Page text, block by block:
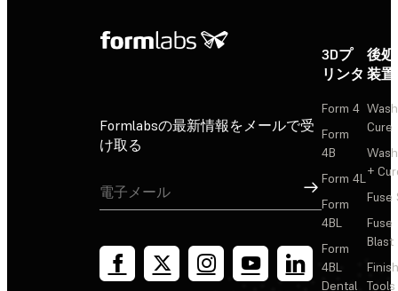
Formlabsの最新情報をメールで受
け取る
サインアップ
3Dプ
リンタ
Form 4
Form
4B
Form 4L
Form
4BL
Form
4BL
Dental
後
装置
Cure
+
Fuse
Fuse
Blast
Tools